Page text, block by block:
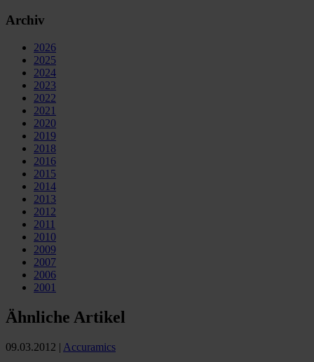
Archiv
2026
2025
2024
2023
2022
2021
2020
2019
2018
2016
2015
2014
2013
2012
2011
2010
2009
2007
2006
2001
Ähnliche Artikel
09.03.2012 | Accuramics